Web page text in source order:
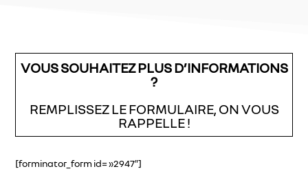
VOUS SOUHAITEZ PLUS D’INFORMATIONS
?
REMPLISSEZ LE FORMULAIRE, ON VOUS
RAPPELLE !
[forminator_form id= »2947″]